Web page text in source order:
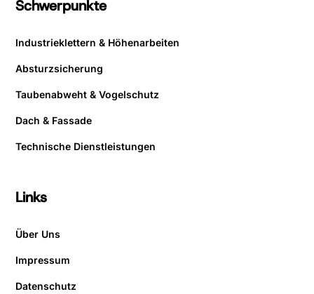
Schwerpunkte
Industrieklettern & Höhenarbeiten
Absturzsicherung
Taubenabweht & Vogelschutz
Dach & Fassade
Technische Dienstleistungen
Links
Über Uns
Impressum
Datenschutz